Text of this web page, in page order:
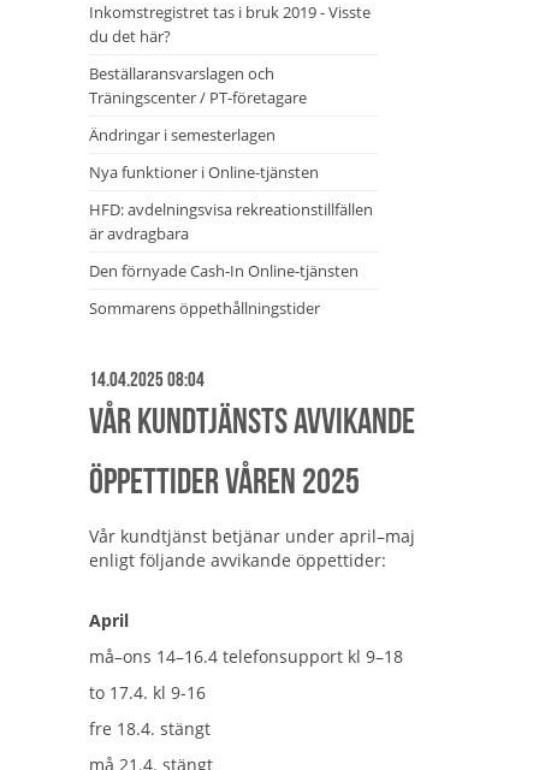
Inkomstregistret tas i bruk 2019 - Visste
du det här?
Beställaransvarslagen och
Träningscenter / PT-företagare
Ändringar i semesterlagen
Nya funktioner i Online-tjänsten
HFD: avdelningsvisa rekreationstillfällen
är avdragbara
Den förnyade Cash-In Online-tjänsten
Sommarens öppethållningstider
14.04.2025 08:04
Vår kundtjänsts avvikande
öppettider våren 2025
Vår kundtjänst betjänar under april–maj
enligt följande avvikande öppettider:
April
må–ons 14–16.4 telefonsupport kl 9–18
to 17.4. kl 9-16
fre 18.4. stängt
må 21.4. stängt